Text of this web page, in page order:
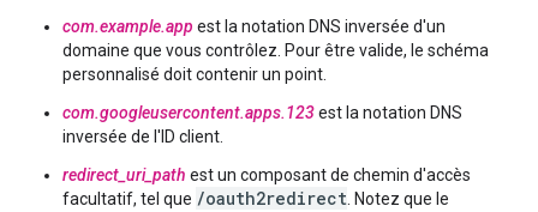
com.example.app est la notation DNS inversée d'un
domaine que vous contrôlez. Pour être valide, le schéma
personnalisé doit contenir un point.
com.googleusercontent.apps.123est la notation DNS
inversée de l'ID client.
redirect_uri_path est un composant de chemin d'accès
facultatif, tel que /oauth2redirect . Notez que le